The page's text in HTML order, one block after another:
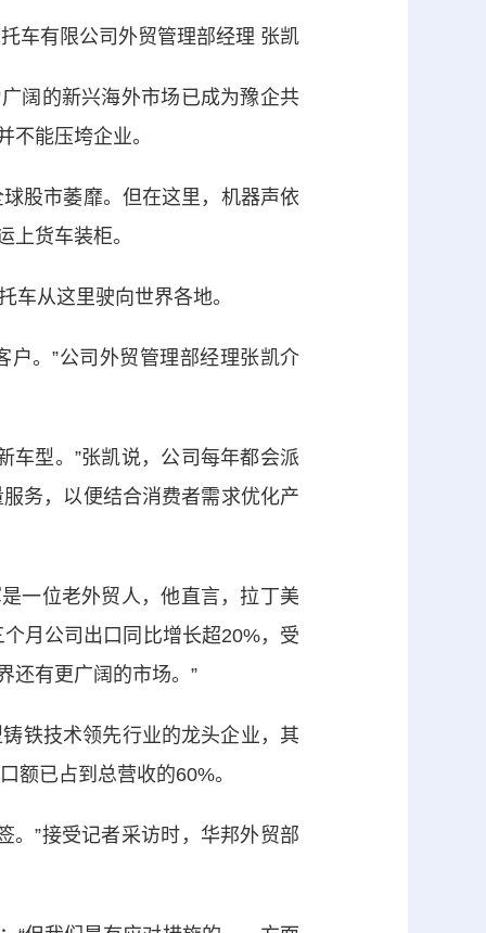
限公司外贸管理部经理 张凯
阔的新兴海外市场已成为豫企共
能压垮企业。
股市萎靡。但在这里，机器声依
货车装柜。
从这里驶向世界各地。
。”公司外贸管理部经理张凯介
型。”张凯说，公司每年都会派
务，以便结合消费者需求优化产
一位老外贸人，他直言，拉丁美
月公司出口同比增长超20%，受
还有更广阔的市场。”
铁技术领先行业的龙头企业，其
额已占到总营收的60%。
”接受记者采访时，华邦外贸部